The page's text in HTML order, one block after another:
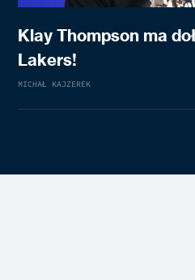
Klay Thompson ma
Lakers!
MICHAŁ KAJZEREK